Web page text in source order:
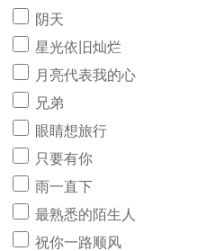
阴天
星光依旧灿烂
月亮代表我的心
兄弟
眼睛想旅行
只要有你
雨一直下
最熟悉的陌生人
祝你一路顺风